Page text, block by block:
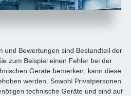
und Bewertungen sind Bestandteil der
zum Beispiel einen Fehler bei der
Geräte bemerken, kann diese
werden. Sowohl Privatpersonen
technische Geräte und sind auf